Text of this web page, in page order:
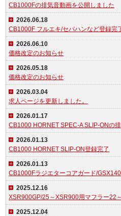
CB1000Fの排気音動画を公開しました
2026.06.18
CB1000F フルエキ/セパハンなど登録完
2026.06.10
価格改定のお知らせ
2026.05.18
価格改定のお知らせ
2026.03.04
求人ページを更新しました。
2026.01.17
CB1000 HORNET SPEC-A SLIP-ONの
2026.01.13
CB1000 HORNET SLIP-ON登録完了
2026.01.13
CB1000Fラジエターコアガード/
2025.12.16
XSR900GP/25～XSR900用マフラー22
2025.12.04